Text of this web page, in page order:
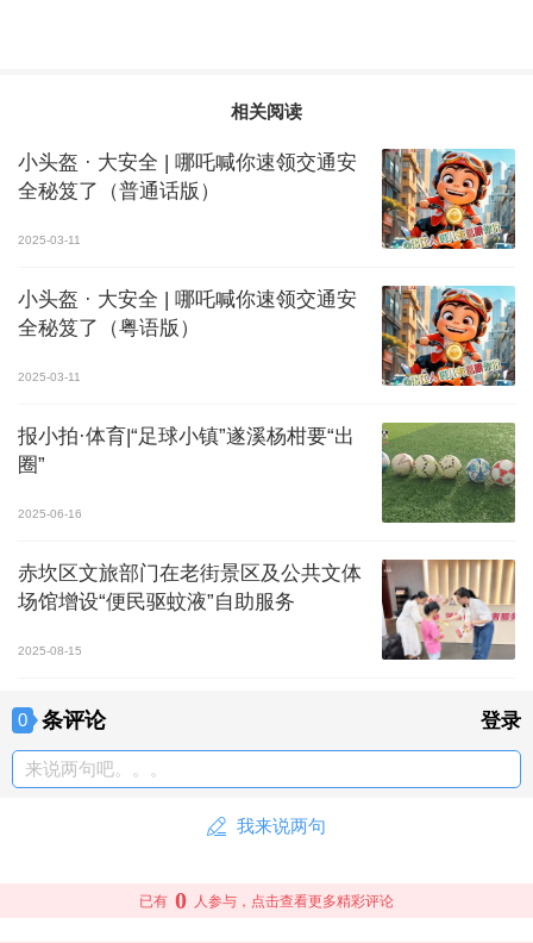
相关阅读
小头盔 · 大安全 | 哪吒喊你速领交通安
全秘笈了（普通话版）
2025-03-11
小头盔 · 大安全 | 哪吒喊你速领交通安
全秘笈了（粤语版）
2025-03-11
报小拍·体育|“足球小镇”遂溪杨柑要“出
圈”
2025-06-16
赤坎区文旅部门在老街景区及公共文体
场馆增设“便民驱蚊液”自助服务
2025-08-15
0 条评论 登录
来说两句吧。。。
我来说两句
已有 0 人参与，点击查看更多精彩评论